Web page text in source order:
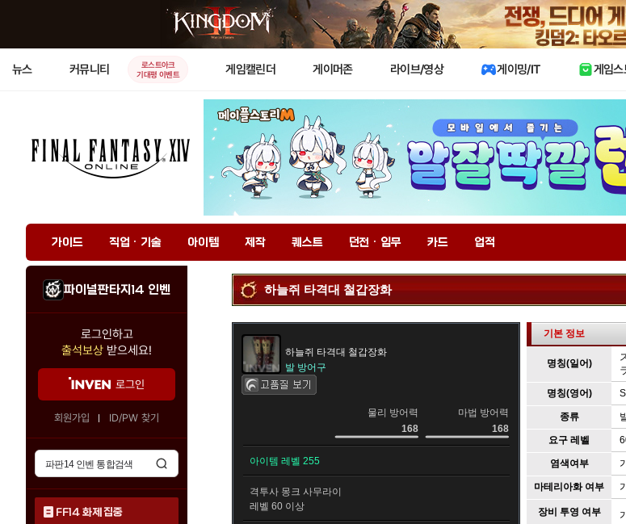
뉴스 커뮤니티
로스트아크
기대평 이벤트
게임캘린더 게이머존 라이브/영상 게이밍/IT 게임스
가이드 직업 · 기술 아이템 제작 퀘스트 던전 · 임무 카드 업적
파이널판타지14 인벤
로그인하고
출석보상 받으세요!
로그인
회원가입 ID/PW 찾기
FF14 화제 집중
하늘쥐 타격대 철갑장화
하늘쥐 타격대 철갑장화
발 방어구
마법 방어력
168
물리 방어력
168
아이템 레벨 255
격투사 몽크 사무라이
레벨 60 이상
기본 정보
명칭(일어)
명칭(영어)
종류
요구 레벨
염색여부
마테리아화 여부
장비 투영 여부